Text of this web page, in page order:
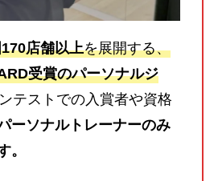
店舗以上を展開する、
受賞のパーソナルジ
テストでの入賞者や資格
ーソナルトレーナーのみ
。